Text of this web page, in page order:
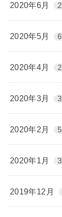
2020年6月 2
2020年5月 6
2020年4月 2
2020年3月 3
2020年2月 5
2020年1月 3
2019年12月